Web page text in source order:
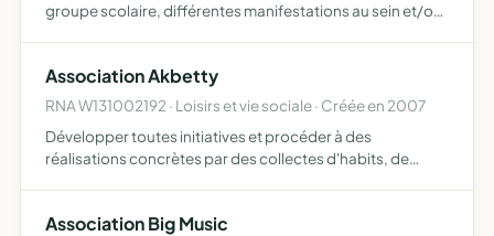
groupe scolaire, différentes manifestations au sein et/ou
Association Akbetty
RNA W131002192 · Loisirs et vie sociale · Créée en 2007
Développer toutes initiatives et procéder à des
réalisations concrètes par des collectes d'habits, de
médicaments, prés…
Association Big Music